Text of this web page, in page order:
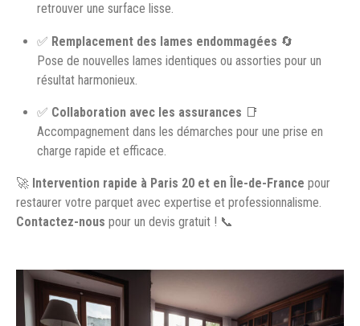
retrouver une surface lisse.
✅ Remplacement des lames endommagées 🔄
Pose de nouvelles lames identiques ou assorties pour un
résultat harmonieux.
✅ Collaboration avec les assurances 📑
Accompagnement dans les démarches pour une prise en
charge rapide et efficace.
🚀 Intervention rapide à Paris 20 et en Île-de-France pour
restaurer votre parquet avec expertise et professionnalisme.
Contactez-nous pour un devis gratuit ! 📞